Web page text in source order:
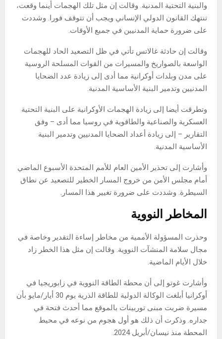
والبنية التحتية المدنية. وقالت إن مثل تلك الهجمات أينما وقعت،
تنتهك القانون الدولي الإنساني ويجب أن تتوقف فورا. وشددت
على ضرورة حماية المدنيين في جميع الأوقات.
وقالت إن حادثة غالاتس تأتي في ظل التصعيد الحاد للهجمات
الواسعة بالصواريخ والمسيرات من القوات المسلحة الروسية
على مدن وبلدات أوكرانية مما أدى إلى زيادة عدد الضحايا
المدنيين وتدمير البنية الأساسية المدنية.
وتطرقت أيضا إلى زيادة الهجمات الأوكرانية على البنية التحتية
العسكرية والصناعية والطاقوية في روسيا مما أدى – وفق
التقارير – إلى زيادة أعداد الضحايا المدنيين وتدمير البنية
الأساسية المدنية.
وأشارت إلى تحذير الأمين العام للأمم المتحدة الأسبوع الماضي
أمام مجلس الأمن من خروج المسار الخطير للتصعيد عن نطاق
السيطرة. وشددت على ضرورة تغيير هذا المسار.
المخاطر النووية
وحذرت المسؤولة الأممية من مخاطر إساءة التقدير وخاصة في
مجال سلامة المنشآت النووية. وقالت إن مثل هذا الخطر زاد
خلال الأيام الماضية.
وأشارت غوتو إلى أن محطة الطاقة النووية في زابوريجيا في
أوكرانيا أبلغت الوكالة الدولية للطاقة الذرية يوم 30 أيار/مايو بأن
مسيرة ضربت مبنى توربينات بالموقع مما أحدث فتحة في
جداره. وذكرت أن ذلك هو أول هجوم من نوعه في محيط
المحطة منذ نيسان/أبريل 2024.